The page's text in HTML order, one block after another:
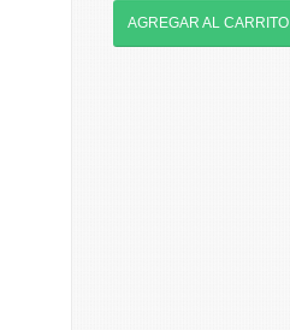
AGREGAR AL CARRITO